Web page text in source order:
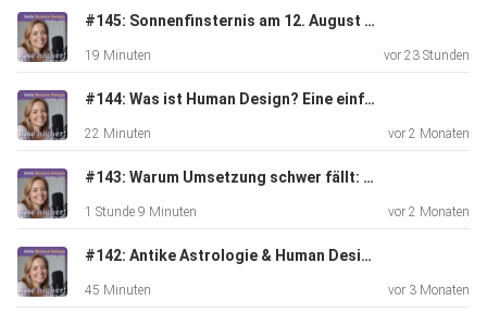
Warum es so wichtig ist, Kindern den Raum zu geben, ihre
eigene
Energie zu leben
auf ein
Reading mit Elena. Schau direkt bei ihr vorbei und sichere
dein Reading: https://elenasedlmeyr.de/
#145: Sonnenfinsternis am 12. August - Das kosmische Event, das du nicht ignorieren solltest
19 Minuten vor 23 Stunden
#144: Was ist Human Design? Eine einfache Erklarung!
22 Minuten vor 2 Monaten
#143: Warum Umsetzung schwer fällt: Hohe Intelligenz, Human Design & der Weg aus dem Selbstzweifel - Gespräch mit Miriam Michaelsen
1 Stunde 9 Minuten vor 2 Monaten
#142: Antike Astrologie & Human Design - Gespräch mit Carina Harsch
45 Minuten vor 3 Monaten